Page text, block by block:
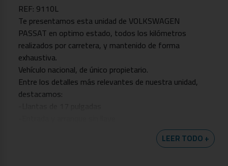
REF: 9110L
Te presentamos esta unidad de VOLKSWAGEN
PASSAT en optimo estado, todos los kilómetros
realizados por carretera, y mantenido de forma
exhaustiva.
Vehículo nacional, de único propietario.
Entre los detalles más relevantes de nuestra unidad,
destacamos:
LEER TODO +